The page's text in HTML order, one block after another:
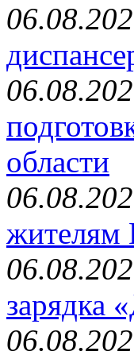
области
жителям
зарядка